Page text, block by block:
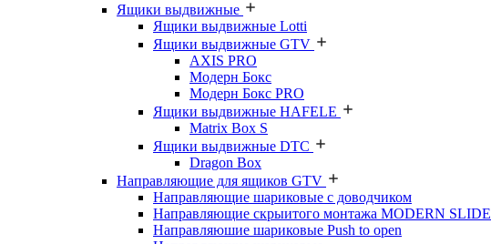
Ящики выдвижные
Ящики выдвижные Lotti
Ящики выдвижные GTV
AXIS PRO
Модерн Бокс
Модерн Бокс PRO
Ящики выдвижные HAFELE
Matrix Box S
Ящики выдвижные DTC
Dragon Box
Направляющие для ящиков GTV
Направляющие шариковые с доводчиком
Направляющие скрыитого монтажа MODERN SLIDE
Направляюшие шариковые Push to open